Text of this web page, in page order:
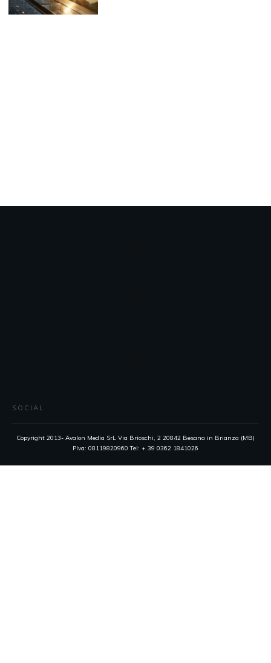
SOCIAL
Copyright 2013- Avalon Media SrL Via Brioschi, 2 20842 Besana in Brianza (MB)
PIva: 08119820960 Tel: + 39 0362 1841026